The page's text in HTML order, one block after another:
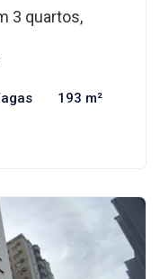
3 quartos,
193 m²